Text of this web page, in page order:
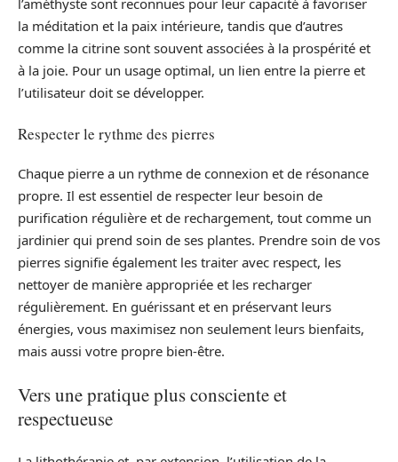
l’améthyste sont reconnues pour leur capacité à favoriser
la méditation et la paix intérieure, tandis que d’autres
comme la citrine sont souvent associées à la prospérité et
à la joie. Pour un usage optimal, un lien entre la pierre et
l’utilisateur doit se développer.
Respecter le rythme des pierres
Chaque pierre a un rythme de connexion et de résonance
propre. Il est essentiel de respecter leur besoin de
purification régulière et de rechargement, tout comme un
jardinier qui prend soin de ses plantes. Prendre soin de vos
pierres signifie également les traiter avec respect, les
nettoyer de manière appropriée et les recharger
régulièrement. En guérissant et en préservant leurs
énergies, vous maximisez non seulement leurs bienfaits,
mais aussi votre propre bien-être.
Vers une pratique plus consciente et
respectueuse